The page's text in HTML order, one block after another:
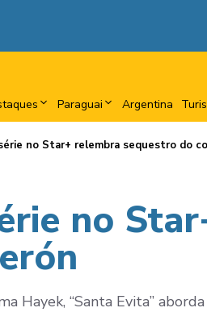
Paraguai Argentina
no Star+ relembra sequestro do
no
Hayek, “Santa Evita”